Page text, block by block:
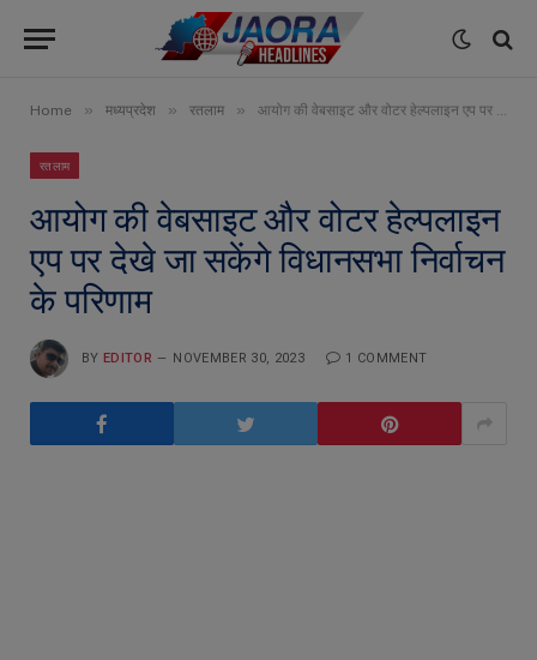
Home » मध्यप्रदेश » रतलाम » आयोग की वेबसाइट और वोटर हेल्पलाइन एप पर देखे जा सकेंगे विधानसभा निर्वाचन के परिणाम
रतलाम
आयोग की वेबसाइट और वोटर हेल्पलाइन
एप पर देखे जा सकेंगे विधानसभा निर्वाचन
के परिणाम
BY EDITOR NOVEMBER 30, 2023 1 COMMENT